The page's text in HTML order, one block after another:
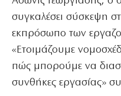
συγκαλέσει σύσκεψη
εκπρόσωπο των
«Ετοιμάζουμε
πώς μπορούμε να
συνθήκες εργασίας»